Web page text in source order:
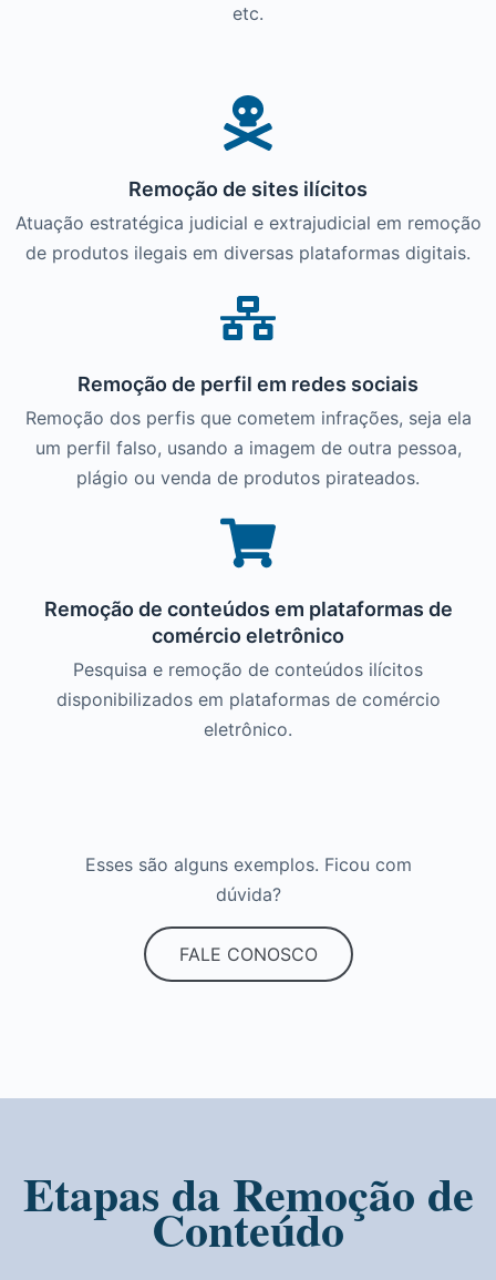
etc.
Remoção de sites ilícitos
Atuação estratégica judicial e extrajudicial em remoção
de produtos ilegais em diversas plataformas digitais.
Remoção de perfil em redes sociais
Remoção dos perfis que cometem infrações, seja ela
um perfil falso, usando a imagem de outra pessoa,
plágio ou venda de produtos pirateados.
Remoção de conteúdos em plataformas de
comércio eletrônico
Pesquisa e remoção de conteúdos ilícitos
disponibilizados em plataformas de comércio
eletrônico.
Esses são alguns exemplos. Ficou com
dúvida?
FALE CONOSCO
Etapas da Remoção de
Conteúdo